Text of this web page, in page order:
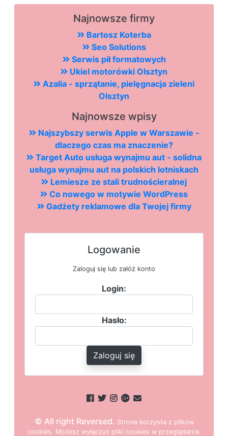
Najnowsze firmy
Bartosz Koterba
Seo Solutions
Serwis pił formatowych
Ukiel motorówki Olsztyn
Azalia - sprzątanie, pielęgnacja zieleni
Olsztyn
Najnowsze wpisy
Najszybszy serwis Apple w Warszawie -
dlaczego czas ma znaczenie?
Target Auto usługa wynajmu aut - solidna
usługa wynajmu aut na polskich lotniskach
Lemiesze ze stali trudnościeralnej
Co nowego w motywie WordPress
Gadżety reklamowe dla Twojej firmy
Logowanie
Zaloguj się lub załóż konto
Login:
Hasło:
Zaloguj się
© All right Reversed. Strona korzysta z plików
cookies. Możesz wyłączyć pliki cookies w przeglądarce.